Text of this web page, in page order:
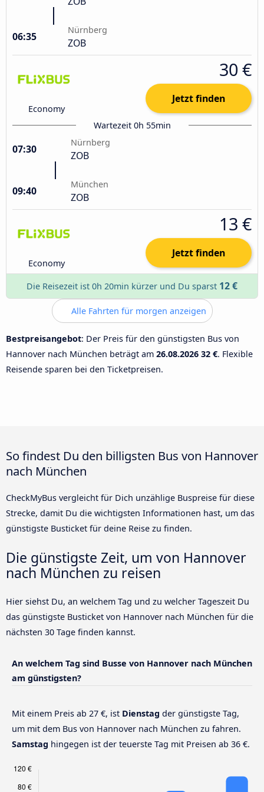
06:35
Nürnberg
ZOB
Economy
30 €
Jetzt finden
Wartezeit 0h 55min
07:30
Nürnberg
ZOB
09:40
München
ZOB
Economy
13 €
Jetzt finden
Die Reisezeit ist 0h 20min kürzer und Du sparst 12 €
Alle Fahrten für morgen anzeigen
Bestpreisangebot: Der Preis für den günstigsten Bus von
Hannover nach München beträgt am 26.08.2026 32 €. Flexible
Reisende sparen bei den Ticketpreisen.
So findest Du den billigsten Bus von Hannover
nach München
CheckMyBus vergleicht für Dich unzählige Buspreise für diese
Strecke, damit Du die wichtigsten Informationen hast, um das
günstigste Busticket für deine Reise zu finden.
Die günstigste Zeit, um von Hannover
nach München zu reisen
Hier siehst Du, an welchem Tag und zu welcher Tageszeit Du
das günstigste Busticket von Hannover nach München für die
nächsten 30 Tage finden kannst.
An welchem Tag sind Busse von Hannover nach München
am günstigsten?
Mit einem Preis ab 27 €, ist Dienstag der günstigste Tag,
um mit dem Bus von Hannover nach München zu fahren.
Samstag hingegen ist der teuerste Tag mit Preisen ab 36 €.